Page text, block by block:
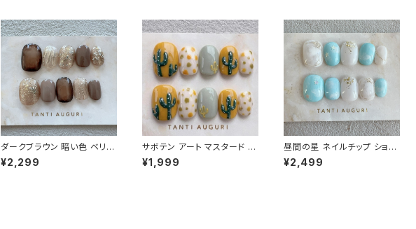
ダークブラウン 暗い色 ベリー
ショート ネイルチップ 茶色 結
婚式お呼ばれ 地味 入学式 卒
¥2,299
サボテン アート マスタード か
らし メキシコ 西海岸 古着 コ
ーデ ネイルチップ 付け爪 立
¥1,999
昼間の星 ネイルチップ ショー
ト 青空ネイル オーロラスター
晴天 快晴 水色系 ワクワク系
¥2,499